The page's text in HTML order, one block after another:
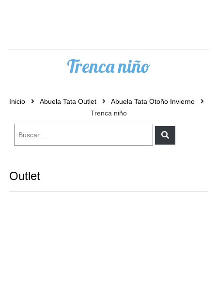
Trenca niño
Inicio Abuela Tata Outlet
Abuela Tata Otoño Invierno
Trenca niño
Outlet